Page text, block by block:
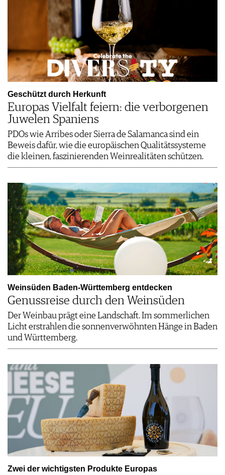
Geschützt durch Herkunft
Europas Vielfalt feiern: die verborgenen
Juwelen Spaniens
PDOs wie Arribes oder Sierra de Salamanca sind ein
Beweis dafür, wie die europäischen Qualitätssysteme
die kleinen, faszinierenden Weinrealitäten schützen.
Weinsüden Baden-Württemberg entdecken
Genussreise durch den Weinsüden
Der Weinbau prägt eine Landschaft. Im sommerlichen
Licht erstrahlen die sonnenverwöhnten Hänge in Baden
und Württemberg.
Zwei der wichtigsten Produkte Europas